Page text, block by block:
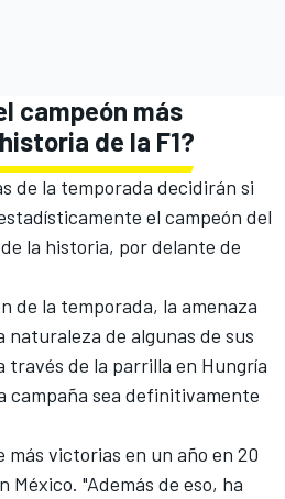
campeón más
de la F1?
de la temporada decidirán si
el campeón del
la historia, por delante de
de la temporada, la amenaza
naturaleza de algunas de sus
través de la parrilla en Hungría
campaña sea definitivamente
más victorias en un año en 20
México. "Además de eso, ha